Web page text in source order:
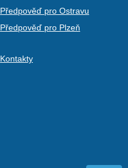
Předpověď pro Ostravu
Předpověď pro Plzeň
Kontakty